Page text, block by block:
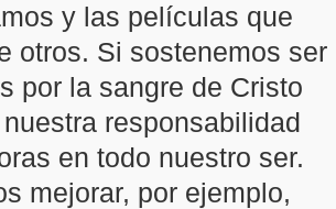
y las películas que
otros. Si sostenemos ser
por la sangre de Cristo
responsabilidad
en todo nuestro ser.
mejorar, por ejemplo,